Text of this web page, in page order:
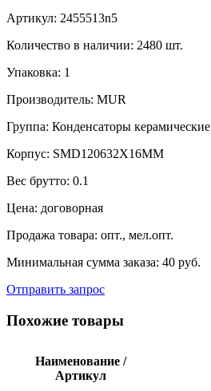
Артикул: 2455513n5
Количество в наличии: 2480 шт.
Упаковка: 1
Производитель: MUR
Группа: Конденсаторы керамические
Корпус: SMD120632X16MM
Вес брутто: 0.1
Цена: договорная
Продажа товара: опт., мел.опт.
Минимальная сумма заказа: 40 руб.
Отправить запрос
Похожие товары
Наименование /
Артикул